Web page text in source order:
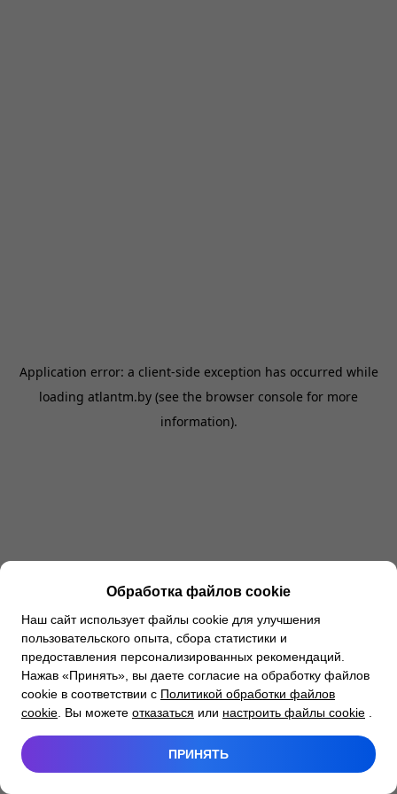
Application error: a client-side exception has occurred while
loading atlantm.by (see the browser console for more
information).
Обработка файлов cookie
Наш сайт использует файлы cookie для улучшения
пользовательского опыта, сбора статистики и
предоставления персонализированных рекомендаций.
Нажав «Принять», вы даете согласие на обработку файлов
cookie в соответствии с Политикой обработки файлов
cookie . Вы можете отказаться или настроить файлы cookie
ПРИНЯТЬ